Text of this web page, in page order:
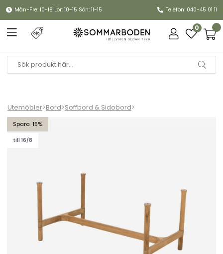
Mån-Fre: 10-18 Lör: 10-15 Sön: 11-15 Telefon: 040-45 01 11
0
Utemöbler>Bord>Soffbord & Sidobord>
15
till 16/8
Twist soffbordunderrede rekt - teak